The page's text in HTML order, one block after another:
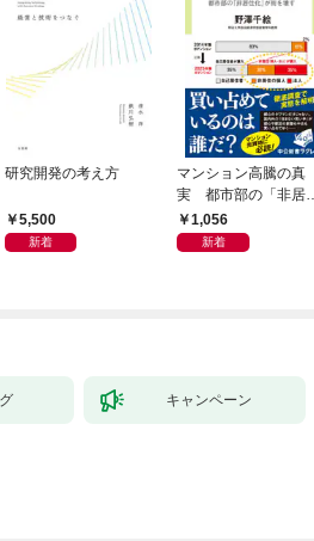
研究開発の考え方
5,500
新着
マンション高騰の真
実 都市部の「非居住
化」が街を壊す
1,056
新着
キャンペーン